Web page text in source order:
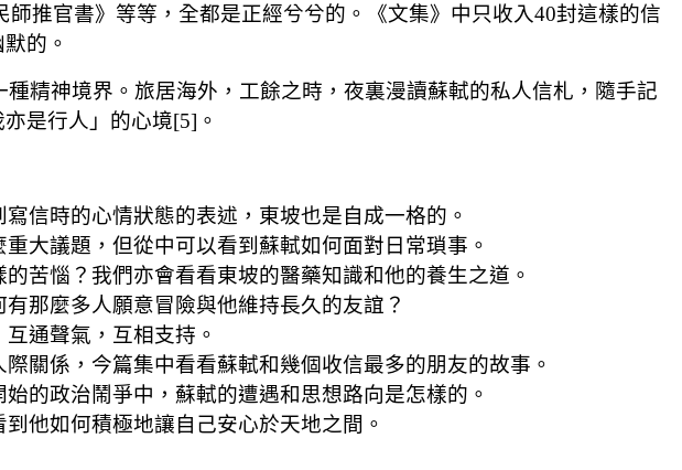
推官書》等等，全都是正經兮兮的。《文集》中只收入40封這樣的信
的。
精神境界。旅居海外，工餘之時，夜裏漫讀蘇軾的私人信札，隨手記
是行人」的心境[5]。
信時的心情狀態的表述，東坡也是自成一格的。
大議題，但從中可以看到蘇軾如何面對日常瑣事。
苦惱？我們亦會看看東坡的醫藥知識和他的養生之道。
那麼多人願意冒險與他維持長久的友誼？
通聲氣，互相支持。
關係，今篇集中看看蘇軾和幾個收信最多的朋友的故事。
的政治鬧爭中，蘇軾的遭遇和思想路向是怎樣的。
他如何積極地讓自己安心於天地之間。